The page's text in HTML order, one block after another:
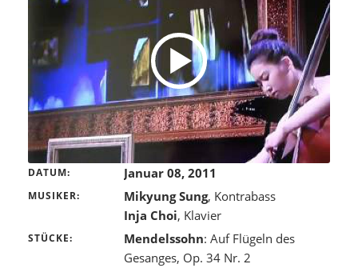
DATUM Januar 08, 2011
MUSIKER Mikyung Sung, Kontrabass
Inja Choi, Klavier
STÜCKE Mendelssohn: Auf Flügeln des
Gesanges, Op. 34 Nr. 2